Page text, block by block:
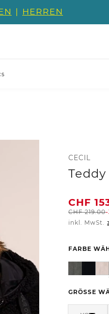
| HERREN
CECIL
CHF
CHF219.00
inkl. MwSt.
FARBE
GRÖSSE